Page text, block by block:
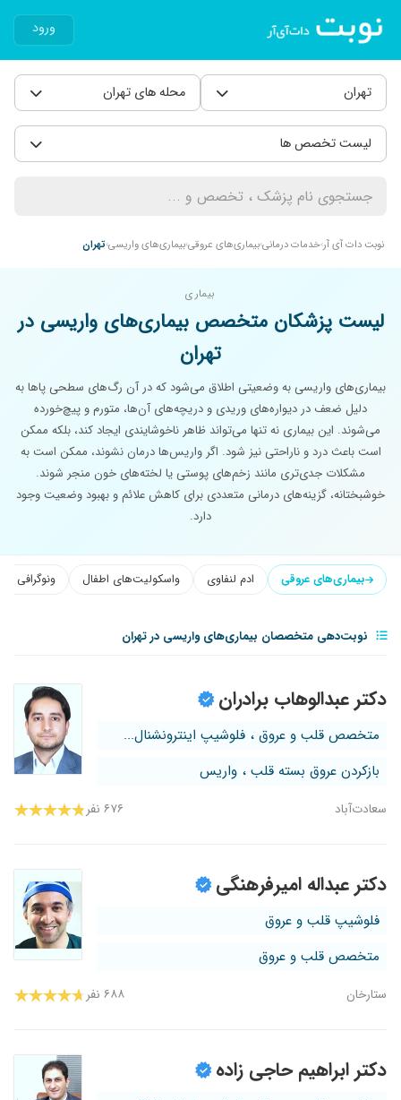
ورود
تهران محله های تهران
لیست تخصص ها
نوبت دات آی آر خدمات درمانیبیماری‌های عروقیبیماری‌های واریسی تهران
بیماری
لیست پزشکان متخصص بیماری‌های واریسی در
تهران
بیماری‌های واریسی به وضعیتی اطلاق می‌شود که در آن رگ‌های سطحی پاها به
دلیل ضعف در دیواره‌های وریدی و دریچه‌های آن‌ها، متورم و پیچ‌خورده
می‌شوند. این بیماری نه تنها می‌تواند ظاهر ناخوشایندی ایجاد کند، بلکه ممکن
است باعث درد و ناراحتی نیز شود. اگر واریس‌ها درمان نشوند، ممکن است به
مشکلات جدی‌تری مانند زخم‌های پوستی یا لخته‌های خون منجر شوند.
خوشبختانه، گزینه‌های درمانی متعددی برای کاهش علائم و بهبود وضعیت وجود
دارد.
بیماری‌های عروقی ادم لنفاوی واسکولیت‌های اطفال ونوگرافی
نوبت‌دهی متخصصان بیماری‌های واریسی در تهران
دکتر عبدالوهاب برادران
متخصص قلب و عروق ، فلوشیپ اینترونشنال...
بازکردن عروق بسته قلب ، واریس
سعادت‌آباد ۶۷۶ نفر
دکتر عبداله امیرفرهنگی
فلوشیپ قلب و عروق
متخصص قلب و عروق
ستارخان ۶۸۸ نفر
دکتر ابراهیم حاجی زاده